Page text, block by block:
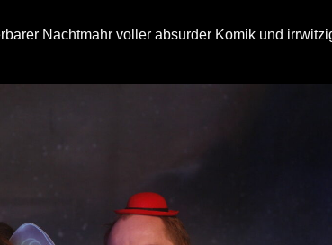
Nachtmahr voller absurder Komik und